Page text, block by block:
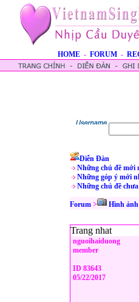
HOME - FORUM -
Diễn Đàn
Những chủ đề mới
Những góp ý mới
Những chủ đề
Forum > Hình ảnh
Trang nhat
nguoihaiduong
member
ID 83643
05/22/2017